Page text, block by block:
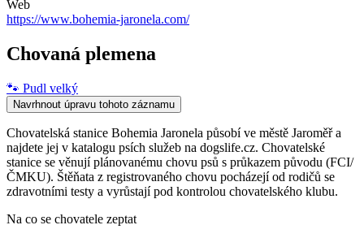
Web
https://www.bohemia-jaronela.com/
Chovaná plemena
🐾 Pudl velký
Navrhnout úpravu tohoto záznamu
Chovatelská stanice Bohemia Jaronela působí ve městě Jaroměř a
najdete jej v katalogu psích služeb na dogslife.cz. Chovatelské
stanice se věnují plánovanému chovu psů s průkazem původu (FCI/
ČMKU). Štěňata z registrovaného chovu pocházejí od rodičů se
zdravotními testy a vyrůstají pod kontrolou chovatelského klubu.
Na co se chovatele zeptat